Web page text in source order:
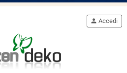
person Accedi